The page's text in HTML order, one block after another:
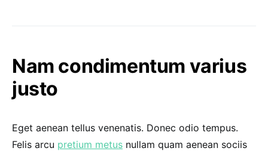
Nam condimentum varius
justo
Eget aenean tellus venenatis. Donec odio tempus.
Felis arcu pretium metus nullam quam aenean sociis